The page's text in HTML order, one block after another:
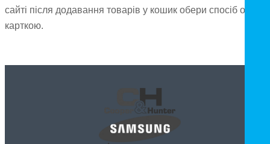
сайті після додавання товарів у кошик обери спосіб
карткою.